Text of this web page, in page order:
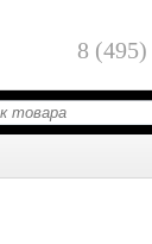
8 (495)